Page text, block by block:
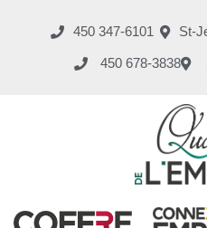
450 347-6101 St-
450 678-3838